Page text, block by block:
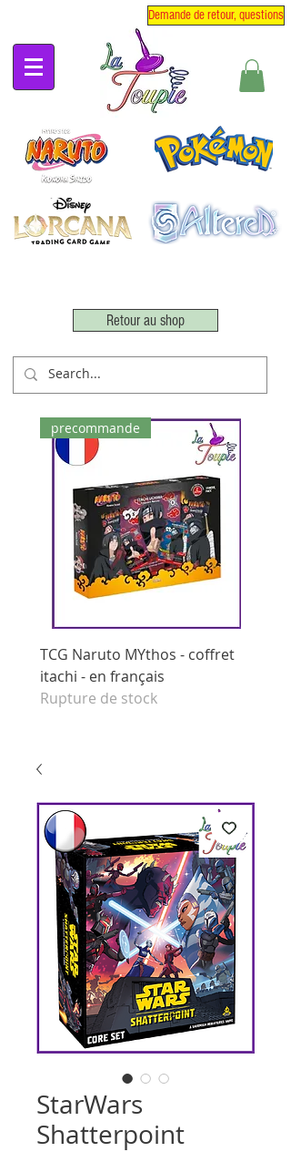
Demande de retour, questions
Retour au shop
precommande
TCG Naruto MYthos - coffret
itachi - en français
Rupture de stock
StarWars
Shatterpoint